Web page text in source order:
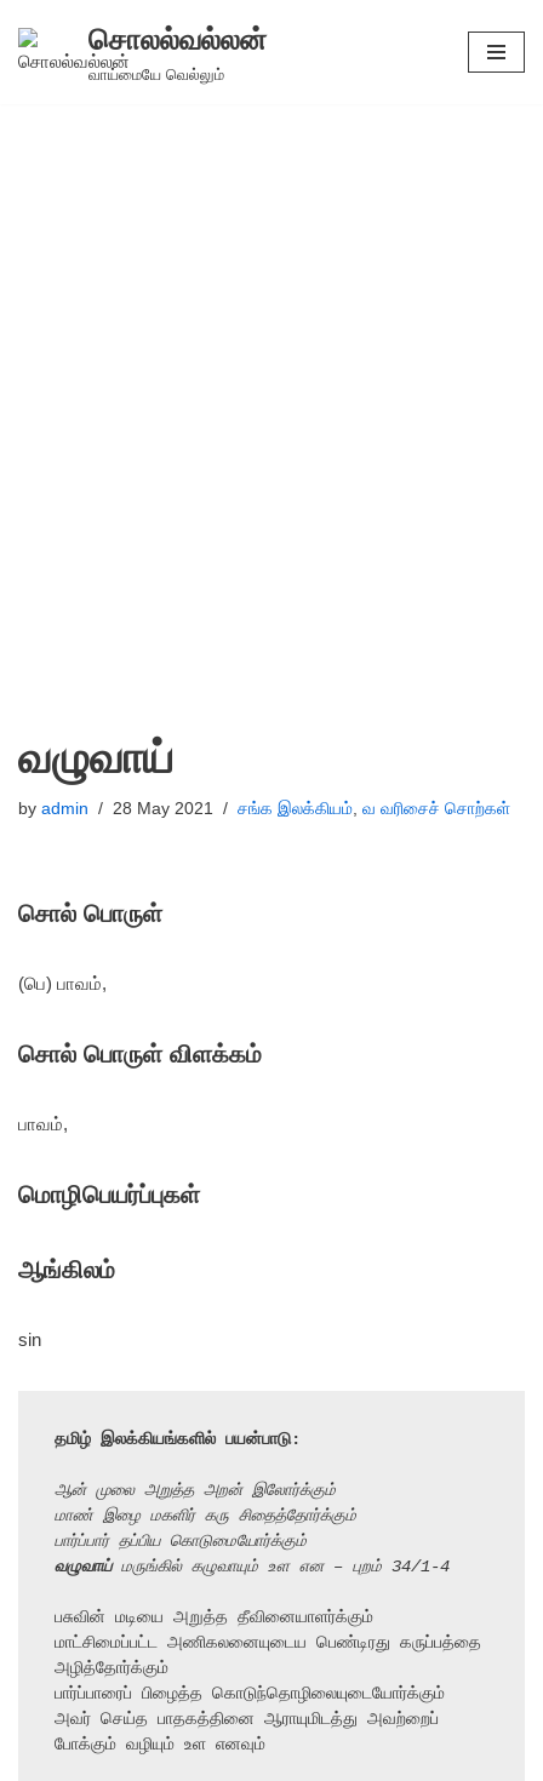
Skip
சொலல்வல்லன்
வாய்மையே வெல்லும்
வழுவாய்
by admin 28 May 2021 சங்க இலக்கியம், வ வரிசைச் சொற்கள்
சொல் பொருள்
(பெ) பாவம்,
சொல் பொருள் விளக்கம்
பாவம்,
மொழிபெயர்ப்புகள்
ஆங்கிலம்
sin
தமிழ் இலக்கியங்களில் பயன்பாடு:
ஆன் முலை அறுத்த அறன் இலோர்க்கும்
மாண் இழை மகளிர் கரு சிதைத்தோர்க்கும்
பார்ப்பார் தப்பிய கொடுமையோர்க்கும்
வழுவாய் மருங்கில் கழுவாயும் உள என – புறம் 34/1-4
பசுவின் மடியை அறுத்த தீவினையாளர்க்கும்
மாட்சிமைப்பட்ட அணிகலனையுடைய பெண்டிரது கருப்பத்தை
அழித்தோர்க்கும்
பார்ப்பாரைப் பிழைத்த கொடுந்தொழிலையுடையோர்க்கும்
அவர் செய்த பாதகத்தினை ஆராயுமிடத்து அவற்றைப்
போக்கும் வழியும் உள எனவும்